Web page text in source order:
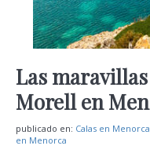
Las
Morell en
publicado en: Calas en Menorca
en Menorca